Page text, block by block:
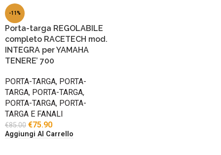
-11%
Porta-targa REGOLABILE
completo RACETECH mod.
INTEGRA per YAMAHA
TENERE’ 700
PORTA-TARGA, PORTA-
TARGA, PORTA-TARGA,
PORTA-TARGA, PORTA-
TARGA E FANALI
€85.00 €75.90
Aggiungi Al Carrello